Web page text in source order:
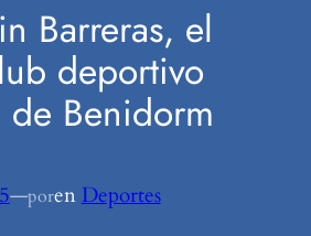
Barreras, el
deportivo
Benidorm
—porenDeportes